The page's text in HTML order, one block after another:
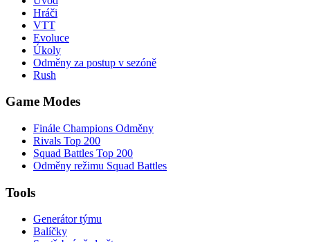
Hráči
VTT
Evoluce
Úkoly
Odměny za postup v sezóně
Rush
Game Modes
Finále Champions Odměny
Rivals Top 200
Squad Battles Top 200
Odměny režimu Squad Battles
Tools
Generátor týmu
Balíčky